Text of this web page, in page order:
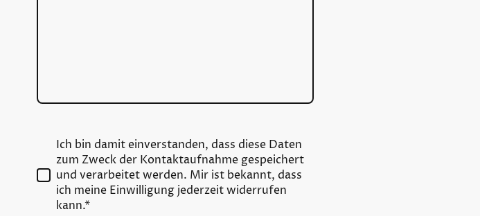
Ich bin damit einverstanden, dass diese Daten
zum Zweck der Kontaktaufnahme gespeichert
und verarbeitet werden. Mir ist bekannt, dass
ich meine Einwilligung jederzeit widerrufen
kann.*